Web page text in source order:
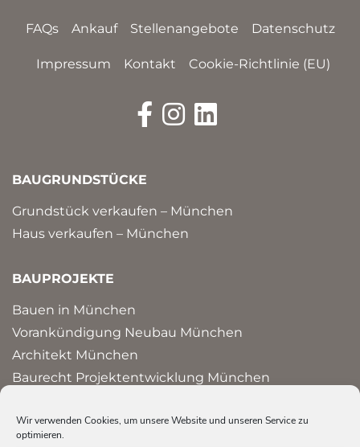
Wir verwenden Cookies, um unsere Website und unseren Service zu
optimieren.
FAQs Ankauf Stellenangebote Datenschutz
Impressum Kontakt Cookie-Richtlinie (EU)
BAUGRUNDSTÜCKE
Grundstück verkaufen – München
Haus verkaufen – München
BAUPROJEKTE
Bauen in München
Vorankündigung Neubau München
Architekt München
Baurecht Projektentwicklung München